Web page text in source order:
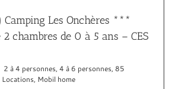
Camping Les Onchères ***
chambres de 0 à 5 ans – CES
2 à 4 personnes, 4 à 6 personnes, 85
Locations, Mobil home